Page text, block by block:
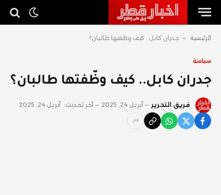
الرئيسية » جدران كابل.. كيف وظّفتها طالبان؟
سياسة
جدران كابل.. كيف وظّفتها طالبان؟
فريق التحرير أبريل 24, 2025 آخر تحديث: أبريل 24, 2025